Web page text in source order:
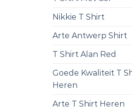
Nikkie T Shirt
Arte Antwerp Shirt
T Shirt Alan Red
Goede Kwaliteit T
Heren
Arte T Shirt Heren